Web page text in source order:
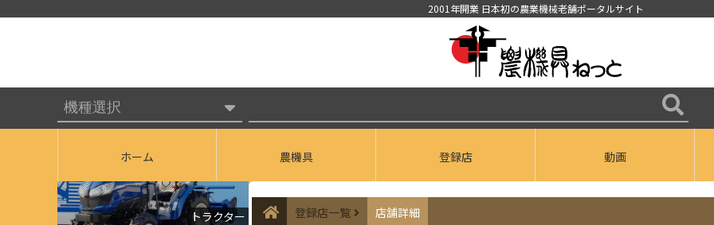
2001年開業 日本初の農業機械老舗ポータルサイト
ホーム 農機具 登録店 動画
トラクター 登録店一覧 店舗詳細